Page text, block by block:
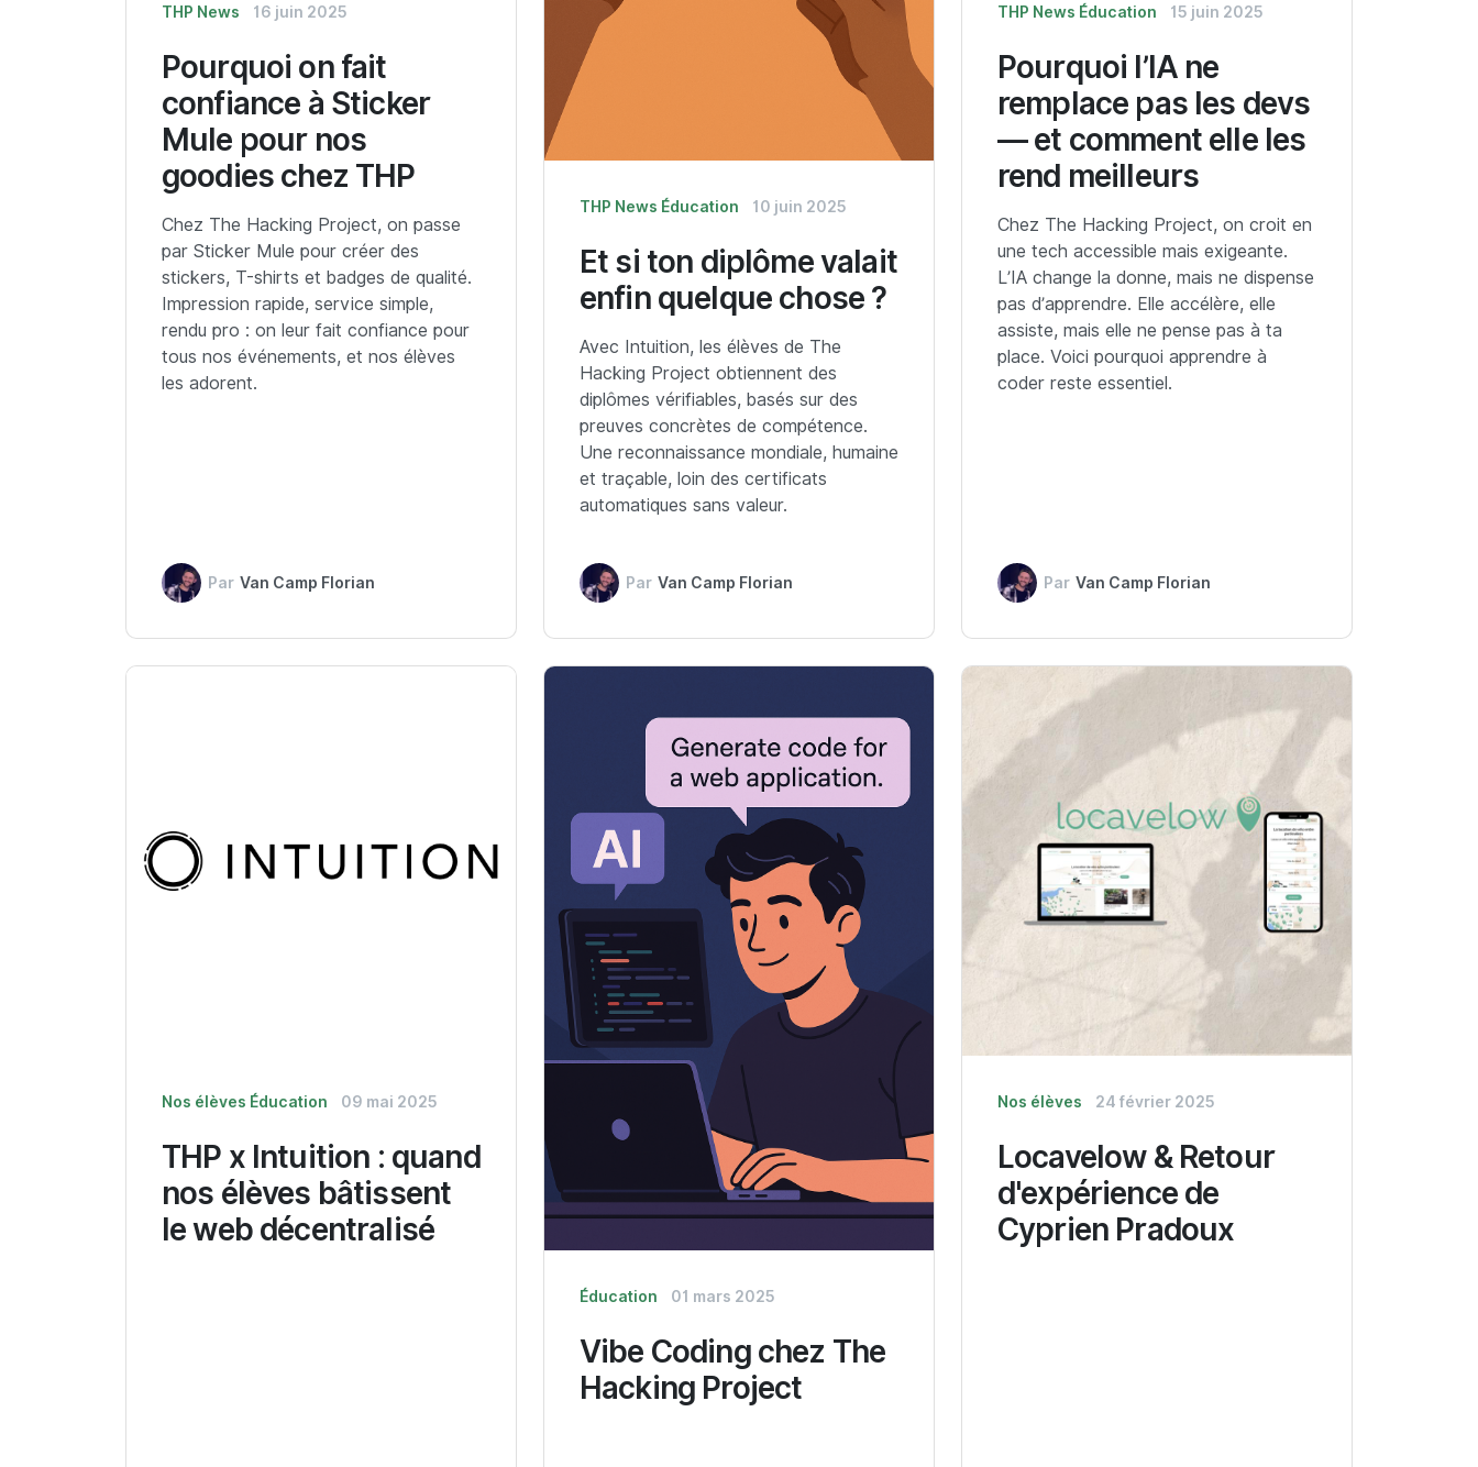
THP News 16 juin 2025
Pourquoi on fait
confiance à Sticker
Mule pour nos
goodies chez THP
Chez The Hacking Project, on passe
par Sticker Mule pour créer des
stickers, T-shirts et badges de qualité.
Impression rapide, service simple,
rendu pro : on leur fait confiance pour
tous nos événements, et nos élèves
les adorent.
Par Van Camp Florian
THP News Éducation 10 juin 2025
Et si ton diplôme valait
enfin quelque chose ?
Avec Intuition, les élèves de The
Hacking Project obtiennent des
diplômes vérifiables, basés sur des
preuves concrètes de compétence.
Une reconnaissance mondiale, humaine
et traçable, loin des certificats
automatiques sans valeur.
Par Van Camp Florian
THP News Éducation 15 juin 2025
Pourquoi l’IA ne
remplace pas les devs
— et comment elle les
rend meilleurs
Chez The Hacking Project, on croit en
une tech accessible mais exigeante.
L’IA change la donne, mais ne dispense
pas d’apprendre. Elle accélère, elle
assiste, mais elle ne pense pas à ta
place. Voici pourquoi apprendre à
coder reste essentiel.
Par Van Camp Florian
Nos élèves Éducation 09 mai 2025
THP x Intuition : quand
nos élèves bâtissent
le web décentralisé
Éducation 01 mars 2025
Vibe Coding chez The
Hacking Project
Nos élèves 24 février 2025
Locavelow & Retour
d'expérience de
Cyprien Pradoux